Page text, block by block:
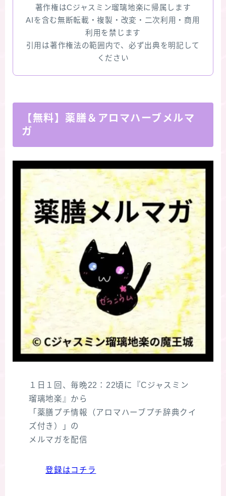
著作権はCジャスミン瑠璃地楽に帰属します
AIを含む無断転載・複製・改変・二次利用・商用
利用を禁じます
引用は著作権法の範囲内で、必ず出典を明記して
ください
【無料】薬膳＆アロマハーブメルマ
ガ
１日１回、毎晩22：22頃に『Cジャスミン
瑠璃地楽』から
「薬膳プチ情報（アロマハーブプチ辞典クイ
ズ付き）」の
メルマガを配信
登録はコチラ